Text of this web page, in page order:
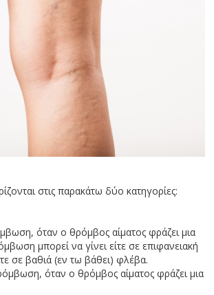
στις παρακάτω δύο κατηγορίες:
όταν ο θρόμβος αίματος φράζει μια
μπορεί να γίνει είτε σε επιφανειακή
σε βαθιά (εν τω βάθει) φλέβα.
όταν ο θρόμβος αίματος φράζει μια